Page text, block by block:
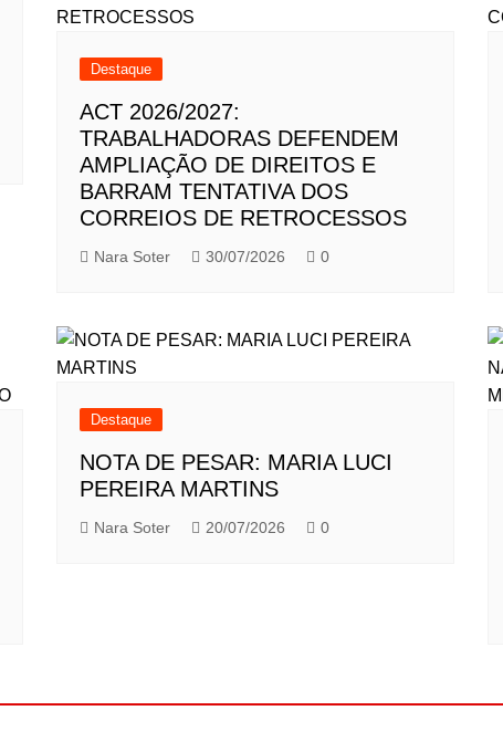
Destaque
ACT 2026/2027:
TRABALHADORAS DEFENDEM
AMPLIAÇÃO DE DIREITOS E
BARRAM TENTATIVA DOS
CORREIOS DE RETROCESSOS
Nara Soter 30/07/2026 0
Destaque
NOTA DE PESAR: MARIA LUCI
PEREIRA MARTINS
Nara Soter 20/07/2026 0